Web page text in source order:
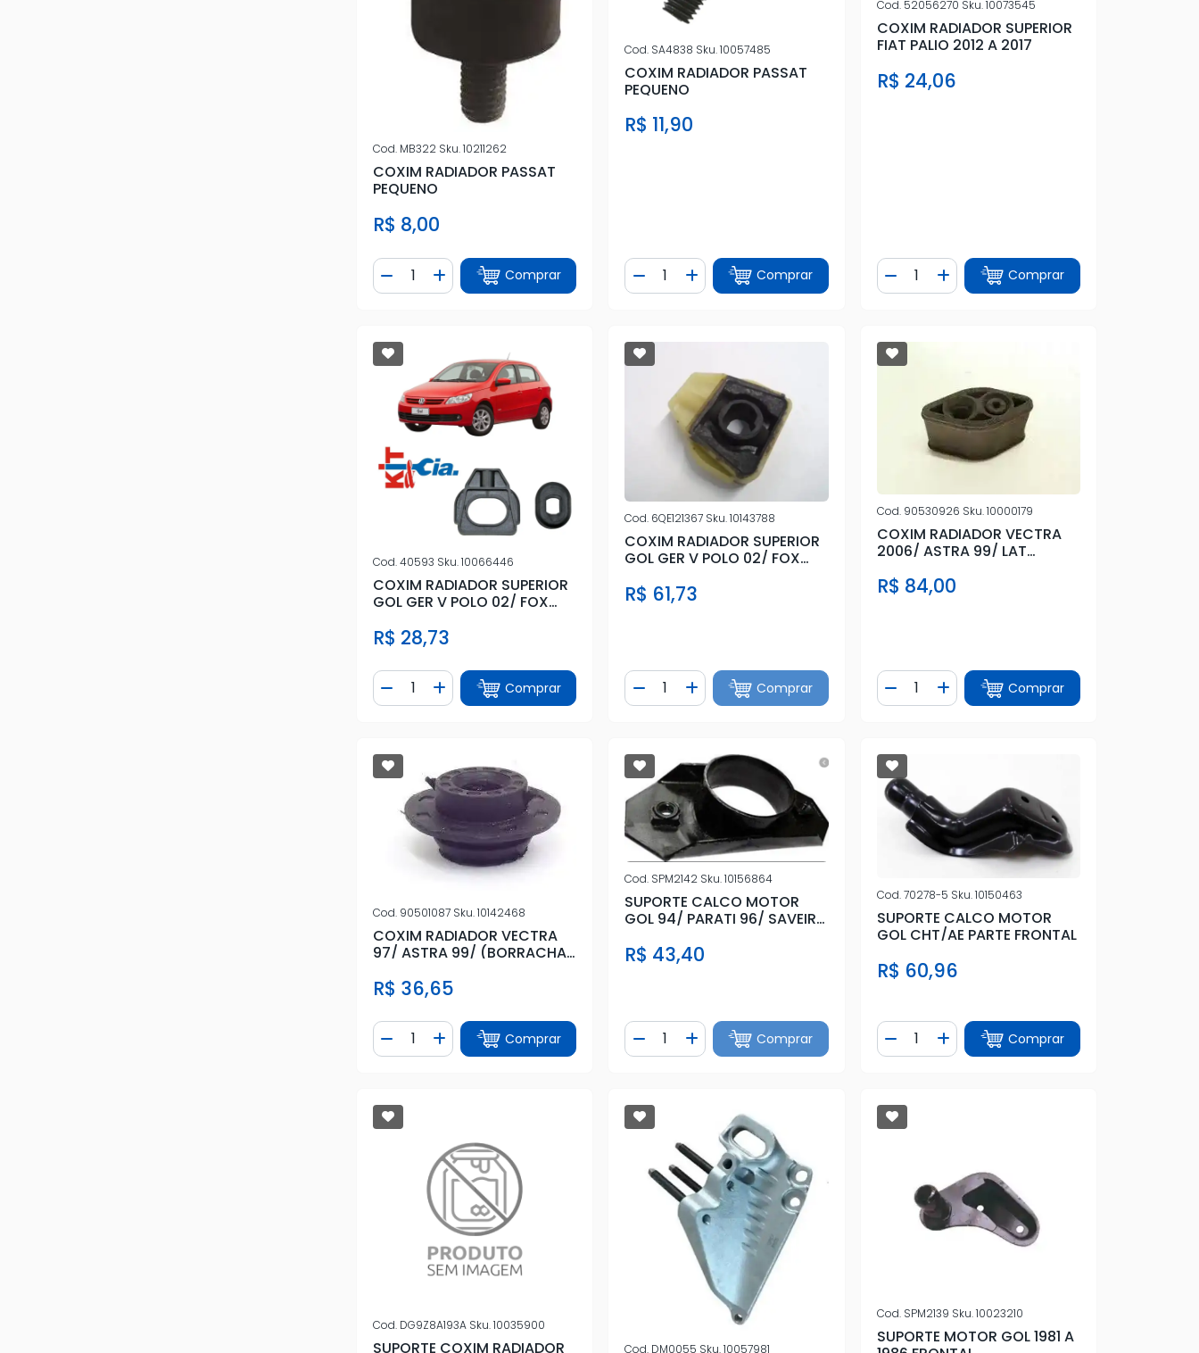
Cod. MB322 Sku.10211262
COXIM RADIADOR PASSAT
PEQUENO
R$ 8,00
Diminuir Quantidade
Quantidade
Adicionar Quantidade
Comprar
Cod. SA4838 Sku.10057485
COXIM RADIADOR PASSAT
PEQUENO
R$ 11,90
Diminuir Quantidade
Quantidade
Adicionar Quantidade
Comprar
Cod.52056270 Sku.10073545
COXIM RADIADOR SUPERIOR
FIAT PALIO 2012 A 2017
R$ 24,06
Diminuir Quantidade
Quantidade
Adicionar Quantidade
Comprar
Cod.40593 Sku.10066446
COXIM RADIADOR SUPERIOR
GOL GER V POLO 02/ FOX
R$ 28,73
Diminuir Quantidade
Quantidade
Adicionar Quantidade
Comprar
Cod. 6QE121367 Sku.10143788
COXIM RADIADOR SUPERIOR
GOL GER V POLO 02/ FOX
R$ 61,73
Diminuir Quantidade
Quantidade
Adicionar Quantidade
Comprar
Cod.90530926 Sku.10000179
COXIM RADIADOR VECTRA
2006/ ASTRA 99/ LAT
R$ 84,00
Diminuir Quantidade
Quantidade
Adicionar Quantidade
Comprar
Cod. 90501087 Sku.10142468
COXIM RADIADOR VECTRA
97/ ASTRA 99/ (BORRACHA)
R$ 36,65
Diminuir Quantidade
Quantidade
Adicionar Quantidade
Comprar
Cod. SPM2142 Sku.10156864
SUPORTE CALCO MOTOR
GOL 94/ PARATI 96/ SAVEIRO
R$ 43,40
Diminuir Quantidade
Quantidade
Adicionar Quantidade
Comprar
Cod.70278-5 Sku.10150463
SUPORTE CALCO MOTOR
GOL CHT/AE PARTE FRONTAL
R$ 60,96
Diminuir Quantidade
Quantidade
Adicionar Quantidade
Comprar
Cod. DG9Z8A193A Sku.10035900
SUPORTE COXIM RADIADOR Cod. DM0055 Sku.10057981
Cod.SPM2139 Sku.10023210
SUPORTE MOTOR GOL 1981 A